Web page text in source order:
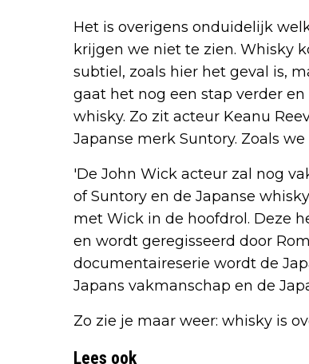
Het is overigens onduidelijk
krijgen we niet te zien. Whisky
subtiel, zoals hier het geval is,
gaat het nog een stap verder
whisky. Zo zit acteur Keanu
Japanse merk Suntory. Zoals
'De John Wick acteur zal nog
of Suntory en de Japanse
met Wick in de hoofdrol. Deze
en wordt geregisseerd door
documentaireserie wordt de
Japans vakmanschap en de
Zo zie je maar weer: whisky is
Lees ook